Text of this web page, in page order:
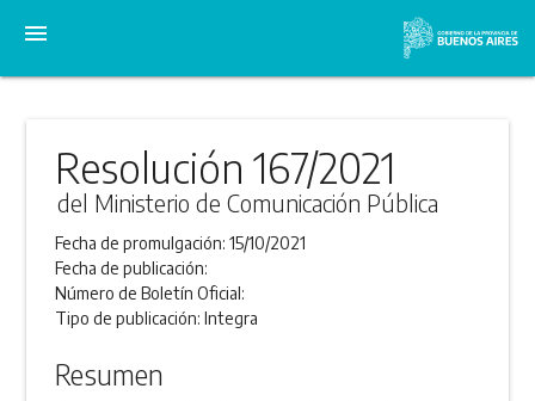
menu
Resolución 167/2021
del Ministerio de Comunicación Pública
Fecha de promulgación:15/10/2021
Fecha de publicación:
Número de Boletín Oficial:
Tipo de publicación:Integra
Resumen